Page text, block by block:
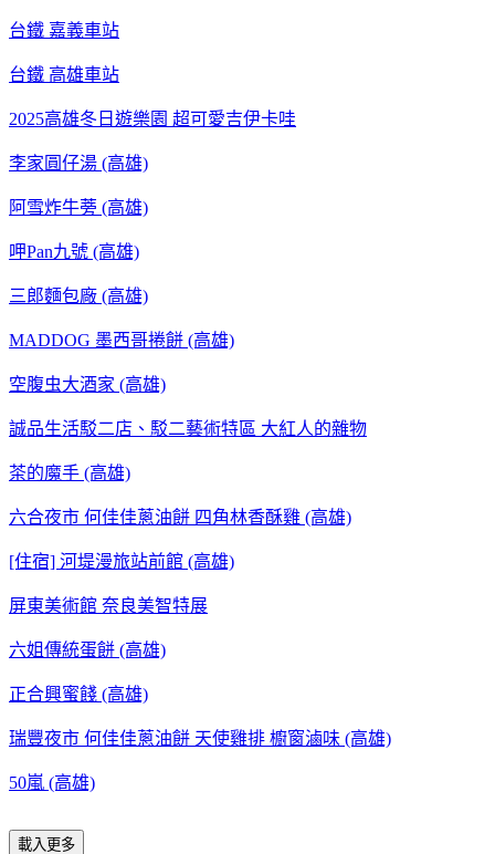
台鐵 嘉義車站
台鐵 高雄車站
2025高雄冬日遊樂園 超可愛吉伊卡哇
李家圓仔湯 (高雄)
阿雪炸牛蒡 (高雄)
呷Pan九號 (高雄)
三郎麵包廠 (高雄)
MADDOG 墨西哥捲餅 (高雄)
空腹虫大酒家 (高雄)
誠品生活駁二店、駁二藝術特區 大紅人的雜物
茶的魔手 (高雄)
六合夜市 何佳佳蔥油餅 四角林香酥雞 (高雄)
[住宿] 河堤漫旅站前館 (高雄)
屏東美術館 奈良美智特展
六姐傳統蛋餅 (高雄)
正合興蜜餞 (高雄)
瑞豐夜市 何佳佳蔥油餅 天使雞排 櫥窗滷味 (高雄)
50嵐 (高雄)
載入更多